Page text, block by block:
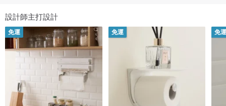
設計師主打設計
免運 免運 免